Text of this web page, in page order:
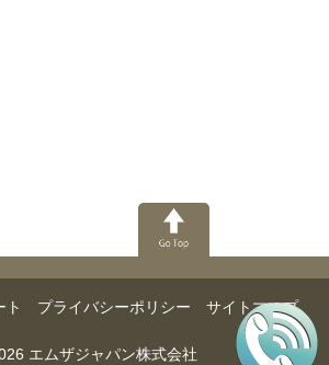
ト プライバシーポリシー サイトマップ
エムザジャパン株式会社